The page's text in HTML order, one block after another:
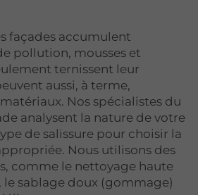
façades accumulent
pollution, mousses et
ternissent leur
aussi, à terme,
Nos spécialistes du
analysent la nature de votre
de salissure pour choisir la
Nous utilisons des
comme le nettoyage haute
le sablage doux (gommage)